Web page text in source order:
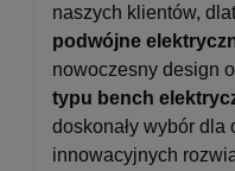
naszych klientów,
podwójne
nowoczesny design
typu bench
doskonały wybór dla
innowacyjnych